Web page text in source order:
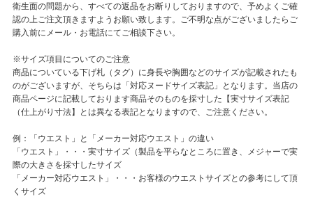
衛生面の問題から、すべての返品をお断りしておりますので、予めよくご確
認の上ご注文頂きますようお願い致します。ご不明な点がございましたらご
購入前にメール・お電話にてご相談下さい。
※サイズ項目についてのご注意
商品についている下げ札（タグ）に身長や胸囲などのサイズが記載されたも
のがございますが、そちらは「対応ヌードサイズ表記」となります。当店の
商品ページに記載しております商品そのものを採寸した【実寸サイズ表記
（仕上がり寸法】とは異なる表記となりますので、ご注意ください。
例：「ウエスト」と「メーカー対応ウエスト」の違い
「ウエスト」・・・実寸サイズ（製品を平らなところに置き、メジャーで実
際の大きさを採寸したサイズ
「メーカー対応ウエスト」・・・お客様のウエストサイズとの参考にして頂
くサイズ